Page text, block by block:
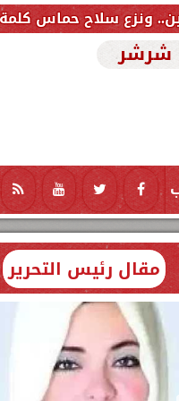
حماس كلمة السر
شرشر
تكنولوجيا منوعات
مقال رئيس التحرير